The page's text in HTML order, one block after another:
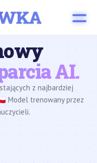
AI.
z najbardziej
Model trenowany przez